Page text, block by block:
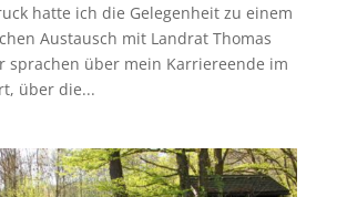
hatte ich die Gelegenheit zu einem
Austausch mit Landrat Thomas
sprachen über mein Karriereende im
über die...